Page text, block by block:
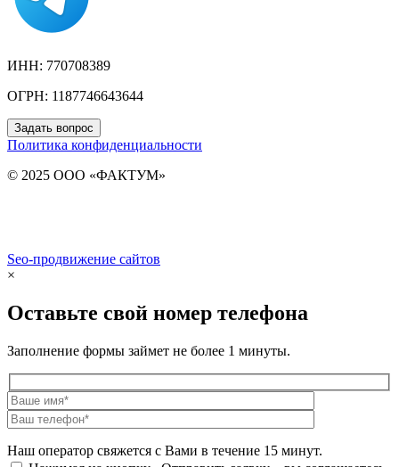
ИНН: 770708389
ОГРН: 1187746643644
Задать вопрос
Политика конфиденциальности
© 2025 ООО «ФАКТУМ»
Seo-продвижение сайтов
×
Оставьте свой номер телефона
Заполнение формы займет не более 1 минуты.
Наш оператор свяжется с Вами в течение 15 минут.